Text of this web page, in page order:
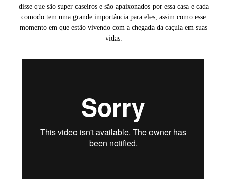
disse que são super caseiros e são apaixonados por essa casa e cada
comodo tem uma grande importância para eles, assim como esse
momento em que estão vivendo com a chegada da caçula em suas
vidas.